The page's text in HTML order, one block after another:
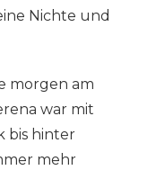
Nichte und
morgen am
war mit
bis hinter
mehr